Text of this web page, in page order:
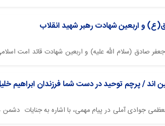
و اربعین شهادت رهبر شهید انقلاب
صادق (سلام الله علیه) و اربعین شهادت قائد امت
اند / پرچم توحید در دست شما فرزندان ابراهیم
العظمی جوادی آملی در پیام مهمی، با اشاره به جنایات